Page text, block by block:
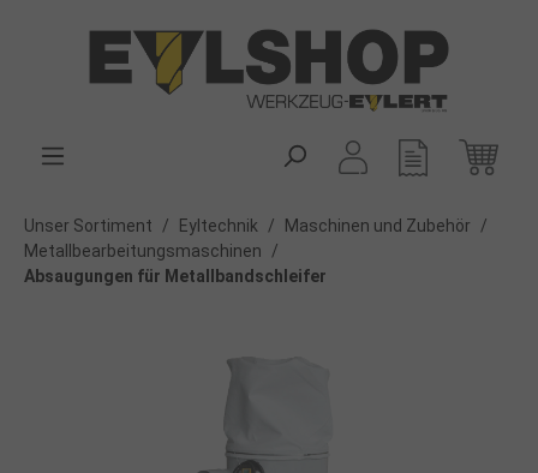
Unser Sortiment / Eyltechnik / Maschinen und Zubehör
/
Metallbearbeitungsmaschinen
/
Absaugungen für Metallbandschleifer